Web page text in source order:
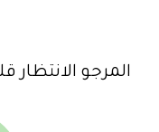
المرجو الانتظار